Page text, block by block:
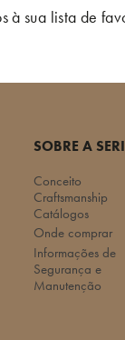
à sua lista de
SOBRE A
Conceito
Craftsmanship
Catálogos
Onde comprar
Informações de
Segurança e
Manutenção